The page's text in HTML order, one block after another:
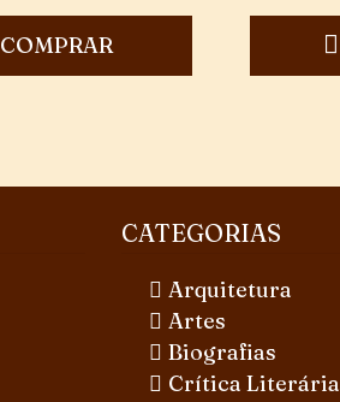
COMPRAR
CATEGORIAS
Arquitetura
Artes
Biografias
Crítica Literária